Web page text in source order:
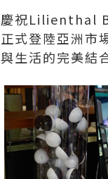
慶祝Lilienthal
正式登陸亞洲
與生活的完美結